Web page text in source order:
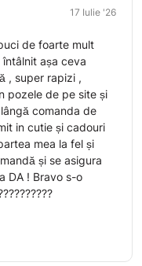
17 Iulie '26
de foarte mult
așa ceva
, super rapizi ,
pozele de pe site și
comanda de
in cutie și cadouri
mea la fel și
și se asigura
DA ! Bravo s-o